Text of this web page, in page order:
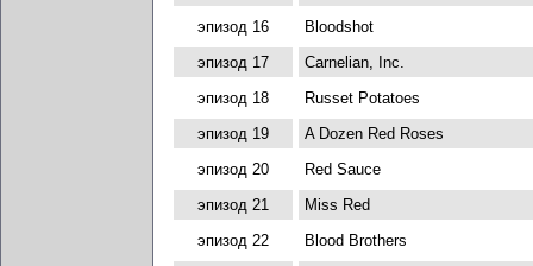
эпизод 16
Bloodshot
эпизод 17
Carnelian, Inc.
эпизод 18
Russet Potatoes
эпизод 19
A Dozen Red Roses
эпизод 20
Red Sauce
эпизод 21
Miss Red
эпизод 22
Blood Brothers